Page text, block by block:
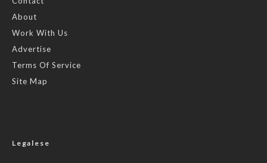
About
Work With Us
Advertise
Terms Of Service
Site Map
Legalese